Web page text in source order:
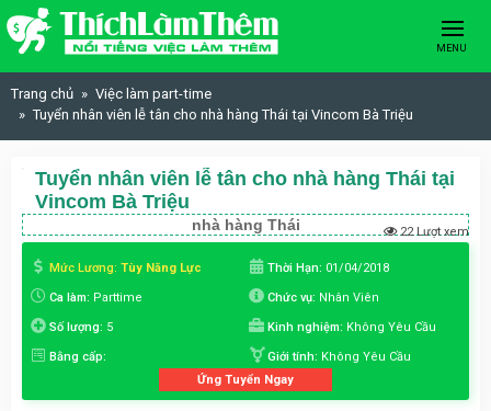
Skip to content
MENU
Trang chủ
Việc làm part-time
Tuyển nhân viên lễ tân cho nhà hàng Thái tại Vincom Bà Triệu
Tuyển nhân viên lễ tân cho nhà hàng Thái tại
Vincom Bà Triệu
nhà hàng Thái 22 Lượt xem
Mức Lương: Tùy Năng Lực Thời Hạn: 01/04/2018
Ca làm: Parttime Chức vụ: Nhân Viên
Số lượng: 5 Kinh nghiệm: Không Yêu Cầu
Bằng cấp: Giới tính: Không Yêu Cầu
Ứng Tuyển Ngay